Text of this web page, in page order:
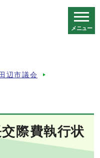
メニュー
辺市議会
際費執行状